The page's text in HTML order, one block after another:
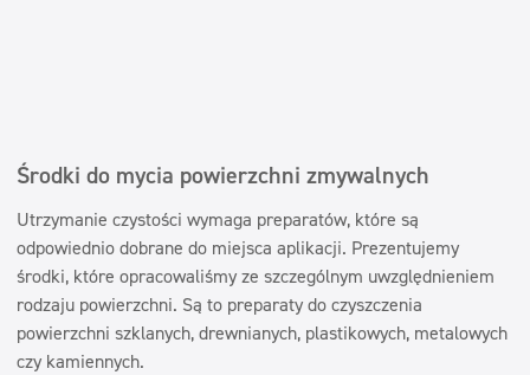
Środki do mycia powierzchni zmywalnych
Utrzymanie czystości wymaga preparatów, które są
odpowiednio dobrane do miejsca aplikacji. Prezentujemy
środki, które opracowaliśmy ze szczególnym uwzględnieniem
rodzaju powierzchni. Są to preparaty do czyszczenia
powierzchni szklanych, drewnianych, plastikowych, metalowych
czy kamiennych.